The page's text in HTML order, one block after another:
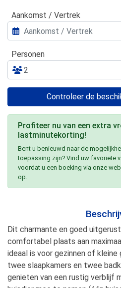
Aankomst / Vertrek
Personen
Controleer de
Profiteer nu van een extra
lastminutekorting!
Bent u benieuwd naar de
toepassing zijn? Vind uw favoriete
voordat u een boeking via onze
op.
Dit charmante en goed
comfortabel plaats aan
ideaal is voor gezinnen of
twee slaapkamers en twee
genieten van een rustig verblijf